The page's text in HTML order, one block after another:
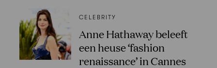
CELEBRITY
Anne Hathaway beleeft
een heuse ‘fashion
renaissance’ in Cannes